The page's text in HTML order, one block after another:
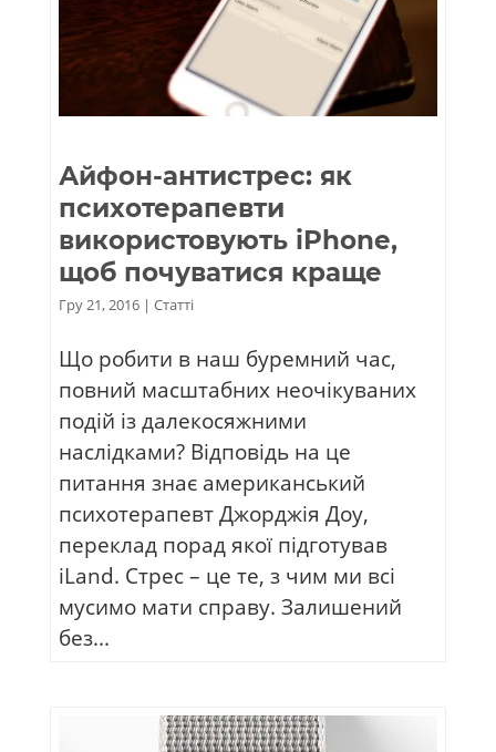
Айфон-антистрес: як
психотерапевти
використовують iPhone,
щоб почуватися краще
Гру 21, 2016| Статті
Що робити в наш буремний час,
повний масштабних неочікуваних
подій із далекосяжними
наслідками? Відповідь на це
питання знає американський
психотерапевт Джорджія Доу,
переклад порад якої підготував
iLand. Стрес – це те, з чим ми всі
мусимо мати справу. Залишений
без...